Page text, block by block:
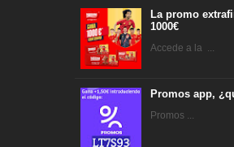
La promo
1000€
Accede a la ...
Promos app,
Promos ...